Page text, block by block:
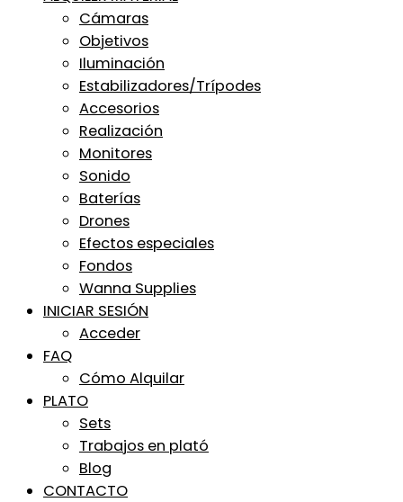
Cámaras
Objetivos
Iluminación
Estabilizadores/Trípodes
Accesorios
Realización
Monitores
Sonido
Baterías
Drones
Efectos especiales
Fondos
Wanna Supplies
INICIAR SESIÓN
Acceder
FAQ
Cómo Alquilar
PLATO
Sets
Trabajos en plató
Blog
CONTACTO